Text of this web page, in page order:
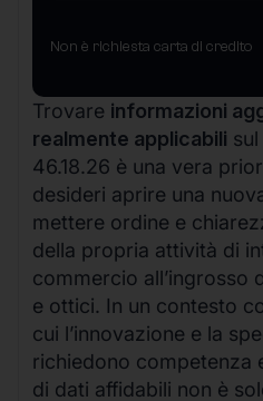
Non è richiesta carta di credito
Trovare informazioni
realmente applicabili
46.18.26 è una vera
desideri aprire una
mettere ordine e
della propria attività di
commercio all’ingrosso
e ottici. In un contesto
cui l’innovazione e la
richiedono competenza
di dati affidabili non è